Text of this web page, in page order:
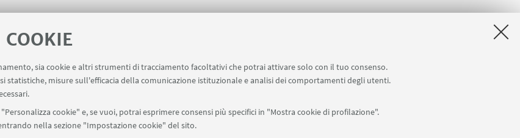
sia cookie e altri strumenti di tracciamento facoltativi che potrai attivare solo con il tuo consenso.
misure sull'efficacia della comunicazione istituzionale e analisi dei comportamenti degli utenti.
cookie" e, se vuoi, potrai esprimere consensi più specifici in "Mostra cookie di profilazione".
nella sezione "Impostazione cookie" del sito.